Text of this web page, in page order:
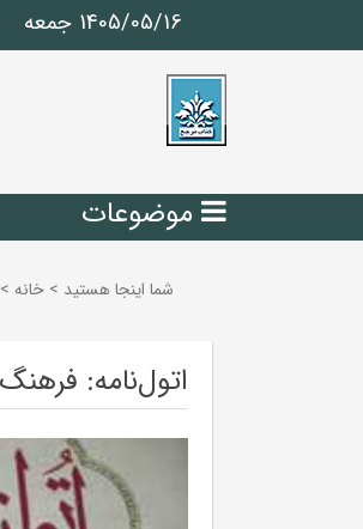
1405/05/16 جمعه
موضوعات
شما اینجا هستید > خانه >
اتول‌نامه: